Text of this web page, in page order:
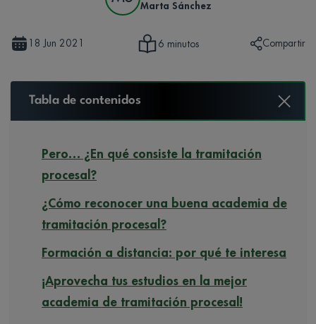
Marta Sánchez
18 Jun 2021 6 minutos Compartir
Tabla de contenidos
Pero… ¿En qué consiste la tramitación
procesal?
¿Cómo reconocer una buena academia de
tramitación procesal?
Formación a distancia: por qué te interesa
¡Aprovecha tus estudios en la mejor
academia de tramitación procesal!